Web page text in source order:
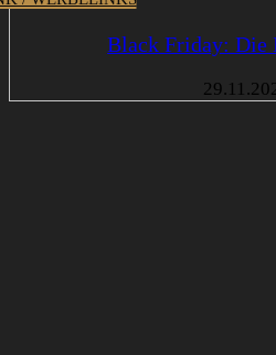
Black Friday: Die